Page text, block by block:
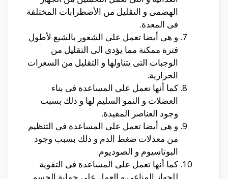
الهضمى و التقليل من الأضطرابات المختلفة
فى المعدة.
و هى أيضا تعمل على الشعور بالشبع لأطول
فترة ممكنة مما يؤدى الى التقليل من
الوجبات التى يتناولها و التقليل من السعرات
الحرارية.
كما أنها تعمل على المساعدة فى بناء
العضلات و النمو السليم لها و ذلك بسبب
وجود العناصر المفيدة.
و هى أيضا تعمل على المساعدة فى التنظيم
من معدلات ضغط الدم و ذلك بسبب وجود
البوتاسيوم و الصوديوم.
كما أنها تعمل على المساعدة فى التقوية
للجهاز المناعى و العمل على حماية الجسم